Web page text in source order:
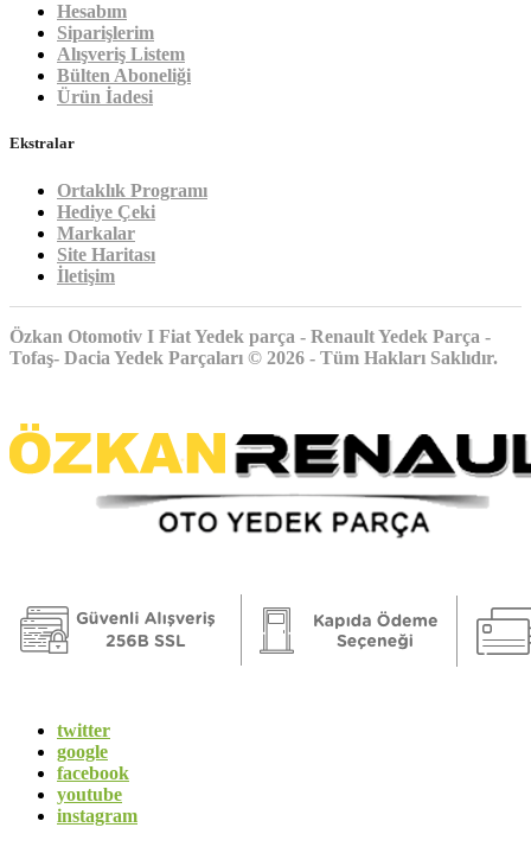
Hesabım
Siparişlerim
Alışveriş Listem
Bülten Aboneliği
Ürün İadesi
Ekstralar
Ortaklık Programı
Hediye Çeki
Markalar
Site Haritası
İletişim
Özkan Otomotiv I Fiat Yedek parça - Renault Yedek Parça -
Tofaş- Dacia Yedek Parçaları © 2026 - Tüm Hakları Saklıdır.
twitter
google
facebook
youtube
instagram